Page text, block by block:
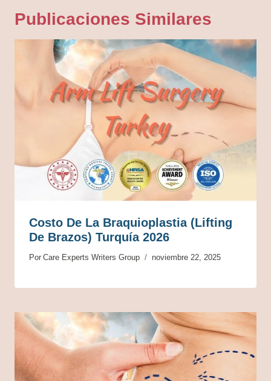
Publicaciones Similares
Costo De La Braquioplastia (Lifting
De Brazos) Turquía 2026
Por Care Experts Writers Group noviembre 22, 2025